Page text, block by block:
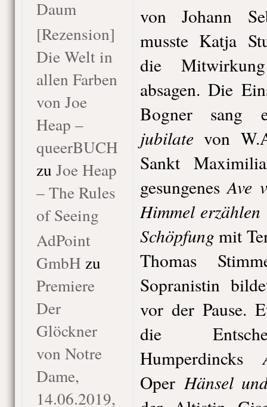
Daum
[Rezension]
Die Welt in
allen Farben
von Joe
Heap –
queerBUCH
zu Joe Heap
– The Rules
of Seeing
AdPoint
GmbH zu
Premiere
Der
Glöckner
von Notre
Dame,
14.06.2019,
von Johann
musste Katja
die
absagen. Die
Bogner
jubilate von
Sankt
gesungenesAve
Himmel erzählen
Schöpfung mit
Thomas
Sopranistin
vor der Pause.
die
Humperdincks
OperHänsel